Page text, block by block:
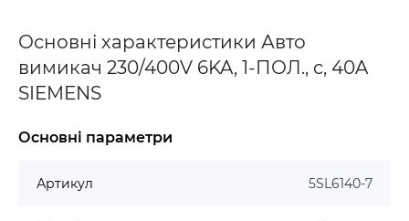
Основні характеристики Авто
вимикач 230/400V 6KA, 1-ПОЛ., c, 40A
SIEMENS
Основні параметри
Артикул 5SL6140-7